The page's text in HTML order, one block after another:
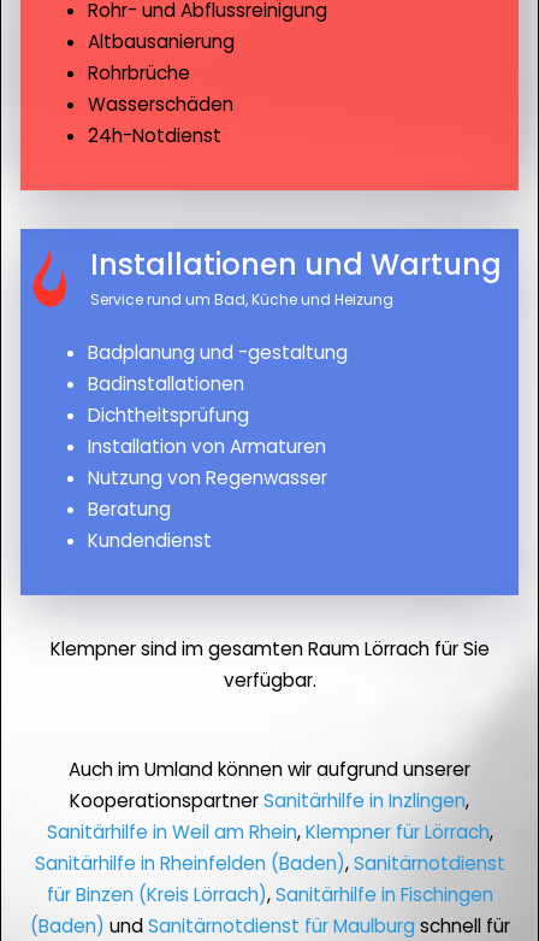
Rohr- und Abflussreinigung
Altbausanierung
Rohrbrüche
Wasserschäden
24h-Notdienst
Installationen und Wartung
Service rund um Bad, Küche und Heizung
Badplanung und -gestaltung
Badinstallationen
Dichtheitsprüfung
Installation von Armaturen
Nutzung von Regenwasser
Beratung
Kundendienst
Klempner sind im gesamten Raum Lörrach für Sie
verfügbar.
Auch im Umland können wir aufgrund unserer
KooperationspartnerSanitärhilfe in Inzlingen,
Sanitärhilfe in Weil am Rhein,Klempner für Lörrach,
Sanitärhilfe in Rheinfelden (Baden),Sanitärnotdienst
für Binzen (Kreis Lörrach),Sanitärhilfe in Fischingen
(Baden) undSanitärnotdienst für Maulburg schnell für